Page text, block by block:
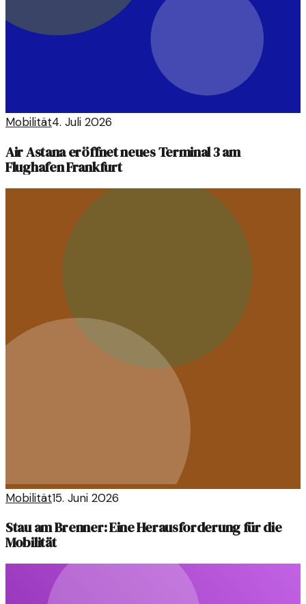
Mobilität4. Juli 2026
Air Astana eröffnet neues Terminal 3 am
Flughafen Frankfurt
Mobilität15. Juni 2026
Stau am Brenner: Eine Herausforderung für die
Mobilität